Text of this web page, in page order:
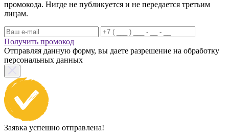
промокода. Нигде не публикуется и не передается третьим
лицам.
Получить промокод
Отправляя данную форму, вы даете разрешение на обработку
персональных данных
Заявка успешно отправлена!